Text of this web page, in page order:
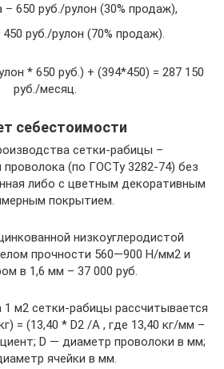
– 650 руб./рулон (30% продаж),
руб./рулон (70% продаж).
* 650 руб.) + (394*450) = 287 150
руб./месяц.
себестоимости
сетки-рабицы –
проволока (по ГОСТу 3282-74) без
либо с цветным декоративным
покрытием.
низкоуглеродистой
прочности 560—900 H/мм2 и
в 1,6 мм – 37 000 руб.
1 м2 сетки-рабицы рассчитывается
= (13,40 * D2 /A , где 13,40 кг/мм –
D — диаметр проволоки в мм;
ячейки в мм.